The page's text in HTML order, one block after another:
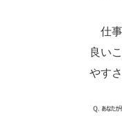
仕事
良い
やす